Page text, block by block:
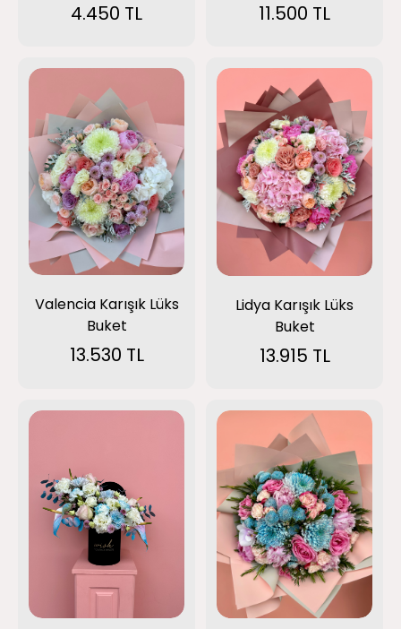
4.450 TL 11.500 TL
Valencia Karışık Lüks
Buket
13.530 TL
Lidya Karışık Lüks
Buket
13.915 TL